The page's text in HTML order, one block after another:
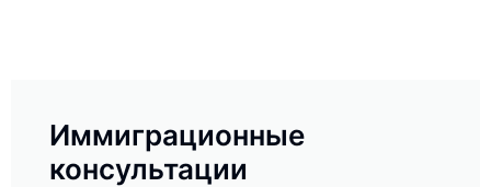
Иммиграционные
консультации